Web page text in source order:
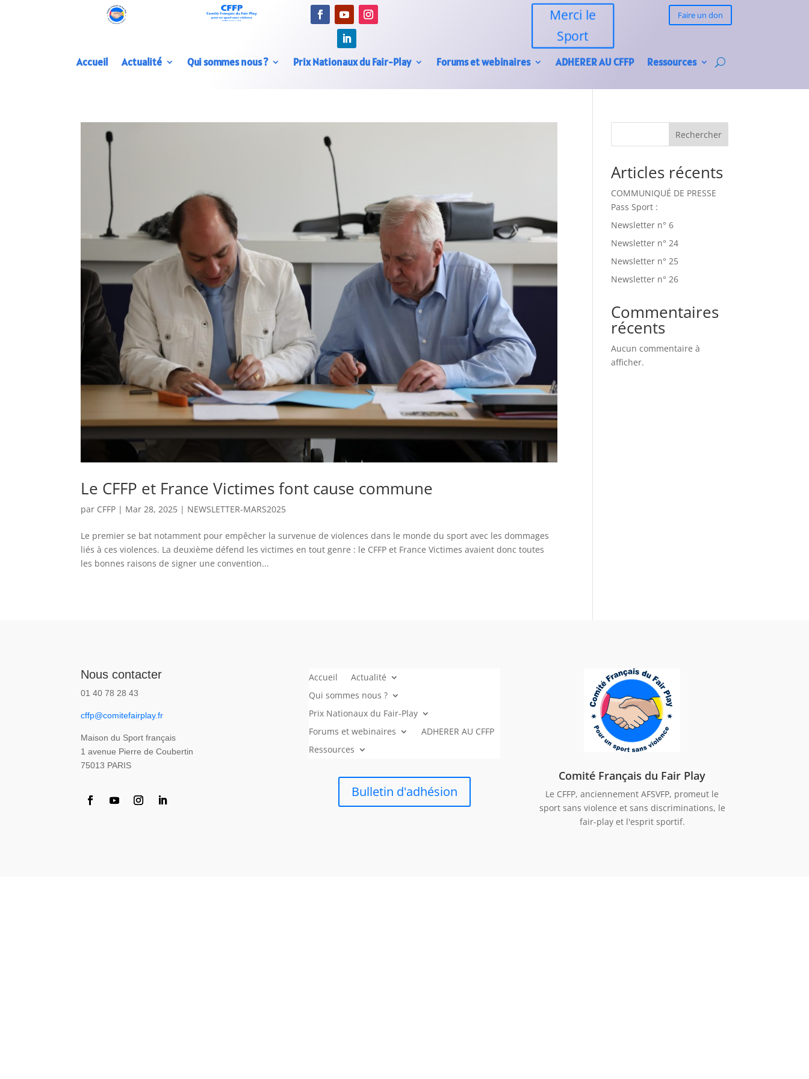
Merci le
Sport
Faire un don
Accueil Actualité Qui sommes nous ? Prix Nationaux du Fair-Play Forums et webinaires ADHERER AU CFFP Ressources
Le CFFP et France Victimes font cause commune
par CFFP | Mar 28, 2025 | NEWSLETTER-MARS2025
Le premier se bat notamment pour empêcher la survenue de violences dans le monde du sport avec les dommages
liés à ces violences. La deuxième défend les victimes en tout genre : le CFFP et France Victimes avaient donc toutes
les bonnes raisons de signer une convention...
Rechercher
Articles récents
COMMUNIQUÉ DE PRESSE
Pass Sport :
Newsletter n° 6
Newsletter n° 24
Newsletter n° 25
Newsletter n° 26
Commentaires
récents
Aucun commentaire à
afficher.
Nous contacter
01 40 78 28 43
cffp@comitefairplay.fr
Maison du Sport français
1 avenue Pierre de Coubertin
75013 PARIS
Accueil
Actualité
Qui sommes nous ?
Prix Nationaux du Fair-Play
Forums et webinaires
ADHERER AU CFFP
Ressources
Bulletin d'adhésion
Comité Français du Fair Play
Le CFFP, anciennement AFSVFP, promeut le
sport sans violence et sans discriminations, le
fair-play et l'esprit sportif.